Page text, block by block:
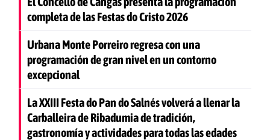
completa de las Festas do Cristo 2026
Urbana Monte Porreiro regresa con una
programación de gran nivel en un contorno
excepcional
La XXIII Festa do Pan do Salnés volverá a llenar la
Carballeira de Ribadumia de tradición,
gastronomía y actividades para todas las edades